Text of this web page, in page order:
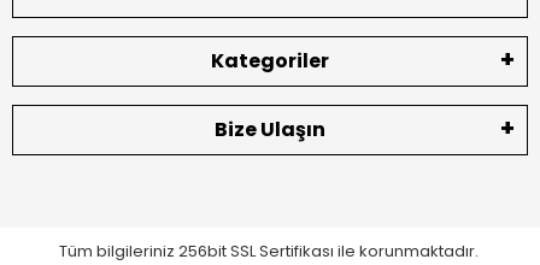
Kategoriler
Bize Ulaşın
Tüm bilgileriniz 256bit SSL Sertifikası ile korunmaktadır.